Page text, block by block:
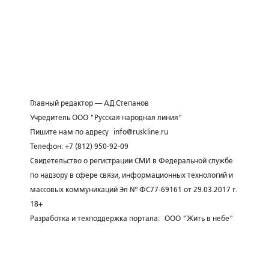
Главный редактор — А.Д.Степанов
Учредитель ООО "Русская народная линия"
Пишите нам по адресу
info@ruskline.ru
Телефон: +7 (812) 950-92-09
Свидетельство о регистрации СМИ в Федеральной службе
по надзору в сфере связи, информационных технологий и
массовых коммуникаций Эл № ФС77-69161 от 29.03.2017 г.
18+
Разработка и техподдержка портала: ООО "Жить в небе"